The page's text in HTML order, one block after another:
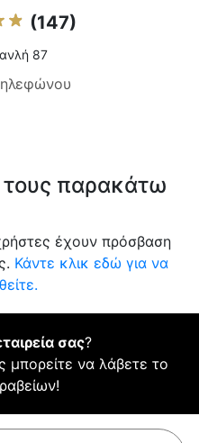
(147)
87
τους παρακάτω
έχουν πρόσβαση
Κάντε κλικ εδώ για να
σας?
μπορείτε να λάβετε το